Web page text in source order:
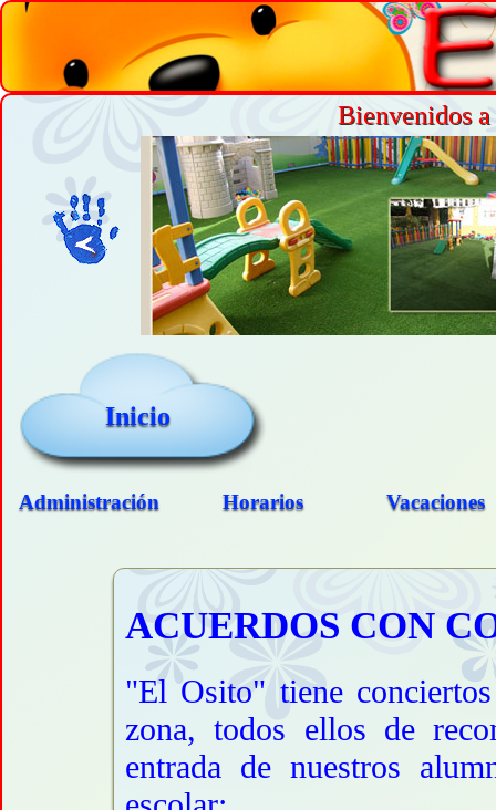
Bienvenidos
Inicio
Administración Horarios Vacaciones
ACUERDOS CON
"El Osito" tiene
zona, todos ellos de
entrada de nuestros